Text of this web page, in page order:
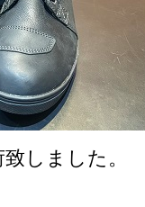
しました。